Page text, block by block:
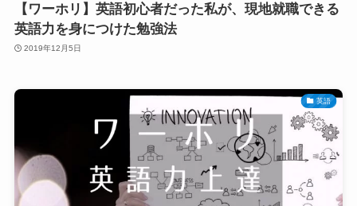
【ワーホリ】英語初心者だった私が、現地就職できる
英語力を身につけた勉強法
2019年12月5日
英語